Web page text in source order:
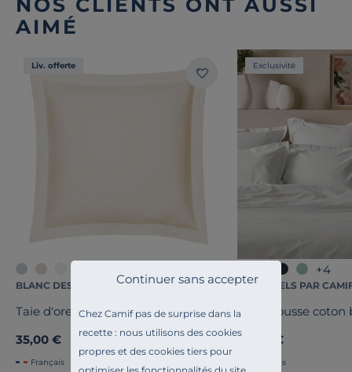
Chez Camif pas de surprise dans la
recette : nous utilisons des cookies
propres et des cookies tiers pour
Continuer sans accepter
NOS CLIENTS ONT AUSSI
AIMÉ
Liv. offerte
BLANC DES VOSGES
Taie d'oreiller Satin
35,00 €
Français
Exclusivité
+4
ESSENTIELS PAR
Drap housse coton
45,00 €
Français